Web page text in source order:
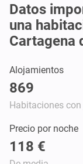
Datos
una
Cartagena
Alojamientos
869
Habitaciones
Precio por noche
118 €